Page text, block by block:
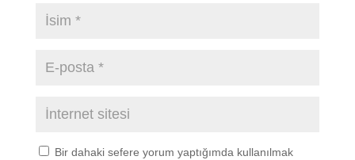
Bir dahaki sefere yorum yaptığımda kullanılmak